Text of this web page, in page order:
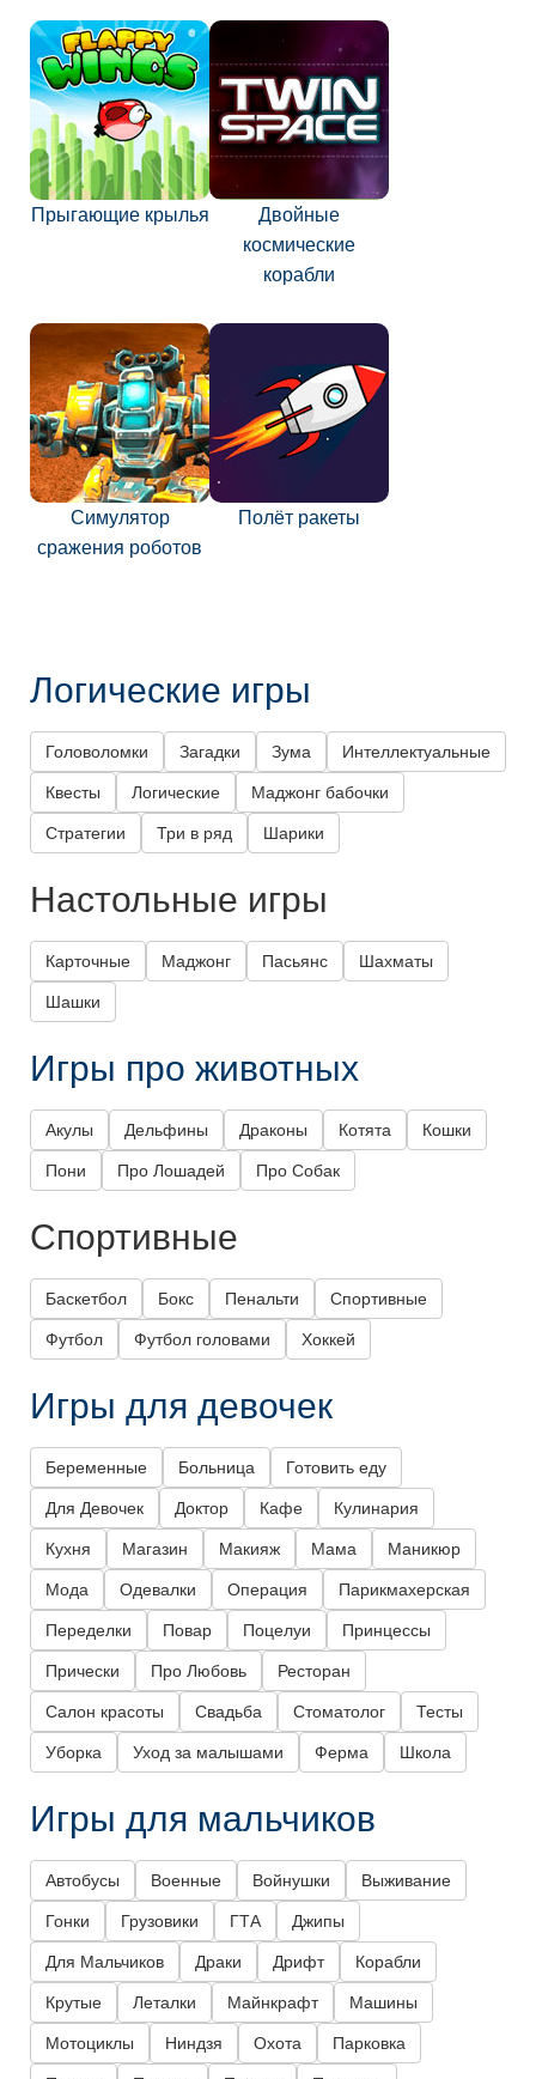
Прыгающие крылья
Двойные
космические
корабли
Симулятор
сражения роботов
Полёт ракеты
Логические игры
Головоломки Загадки Зума Интеллектуальные
Квесты Логические Маджонг бабочки
Стратегии Три в ряд Шарики
Настольные игры
Карточные Маджонг Пасьянс Шахматы
Шашки
Игры про животных
Акулы Дельфины Драконы Котята Кошки
Пони Про Лошадей Про Собак
Спортивные
Баскетбол Бокс Пенальти Спортивные
Футбол Футбол головами Хоккей
Игры для девочек
Беременные Больница Готовить еду
Для Девочек Доктор Кафе Кулинария
Кухня Магазин Макияж Мама Маникюр
Мода Одевалки Операция Парикмахерская
Переделки Повар Поцелуи Принцессы
Прически Про Любовь Ресторан
Салон красоты Свадьба Стоматолог Тесты
Уборка Уход за малышами Ферма Школа
Игры для мальчиков
Автобусы Военные Войнушки Выживание
Гонки Грузовики ГТА Джипы
Для Мальчиков Драки Дрифт Корабли
Крутые Леталки Майнкрафт Машины
Мотоциклы Ниндзя Охота Парковка